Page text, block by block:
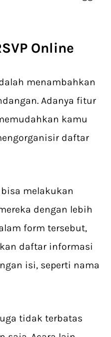
Online
menambahkan
Adanya fitur
kamu
daftar
melakukan
dengan lebih
form tersebut,
daftar informasi
isi, seperti nama
tidak terbatas